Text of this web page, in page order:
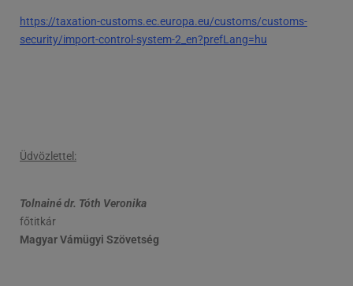
https://taxation-customs.ec.europa.eu/customs/customs-
security/import-control-system-2_en?prefLang=hu
Üdvözlettel:
Tolnainé dr. Tóth Veronika
főtitkár
Magyar Vámügyi Szövetség